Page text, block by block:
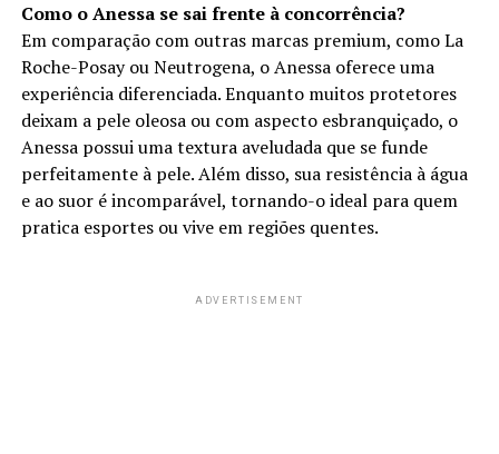
Como o Anessa se sai frente à concorrência?
Em comparação com outras marcas premium, como La
Roche-Posay ou Neutrogena, o Anessa oferece uma
experiência diferenciada. Enquanto muitos protetores
deixam a pele oleosa ou com aspecto esbranquiçado, o
Anessa possui uma textura aveludada que se funde
perfeitamente à pele. Além disso, sua resistência à água
e ao suor é incomparável, tornando-o ideal para quem
pratica esportes ou vive em regiões quentes.
ADVERTISEMENT